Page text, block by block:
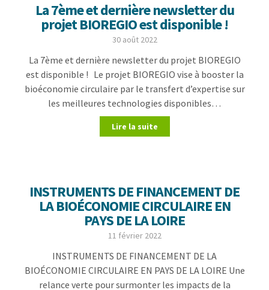
La 7ème et dernière newsletter du
projet BIOREGIO est disponible !
30 août 2022
La 7ème et dernière newsletter du projet BIOREGIO
est disponible ! Le projet BIOREGIO vise à booster la
bioéconomie circulaire par le transfert d’expertise sur
les meilleures technologies disponibles…
Lire la suite
INSTRUMENTS DE FINANCEMENT DE
LA BIOÉCONOMIE CIRCULAIRE EN
PAYS DE LA LOIRE
11 février 2022
INSTRUMENTS DE FINANCEMENT DE LA
BIOÉCONOMIE CIRCULAIRE EN PAYS DE LA LOIRE Une
relance verte pour surmonter les impacts de la